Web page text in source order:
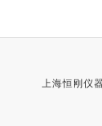
上海恒刚仪